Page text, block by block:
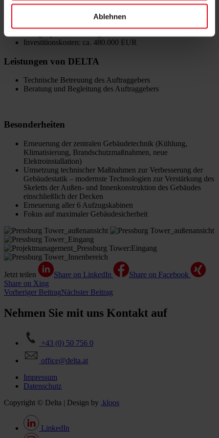
Ablehnen
Bauzeit: 10/2017 – 9/2019 (24 Monate)
Investitionskosten: ca. 480.000 EUR
Leistungen von DELTA
Technische Betreuung des Auftraggebers
Beratung und Begleitung des Auftraggebers
Besonderheiten
Erneuerung der zentralen Gebäudetechnik (Kühlung,
Klimatisierung, Brandschutzmaßnahmen, neue
Elektroinstallation)
Umsetzung technischer Maßnahmen zur Verbesserung der
Gebäudestatik – modernste Technologien zur Verstärkung des
Skeletts der Außen- und Innenkonstruktion des Gebäudes
einschließlich der Decken
Erneuerung aller 6 Aufzugskabinen
Fokus auf maximaler Gebäudesicherheit
Jetzt teilen Share on LinkedIn
Share on Facebook
Share on Xing
Vorheriger BeitragNächster Beitrag
Nehmen Sie mit uns Kontakt auf
+43 (0) 50 756 0
office@delta.at
Impressum
Datenschutz
Copyright © Delta | Design by .kloos
LinkedIn